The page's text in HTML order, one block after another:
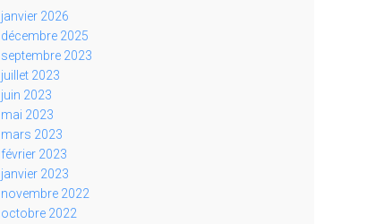
janvier 2026
décembre 2025
septembre 2023
juillet 2023
juin 2023
mai 2023
mars 2023
février 2023
janvier 2023
novembre 2022
octobre 2022